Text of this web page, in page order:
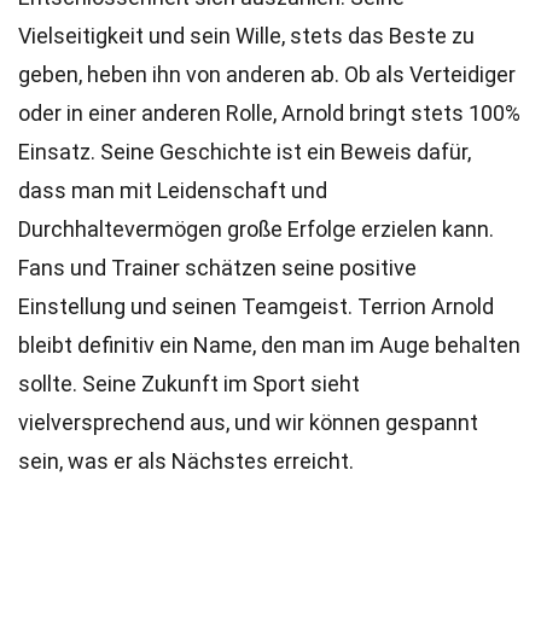
Vielseitigkeit und sein Wille, stets das Beste zu
geben, heben ihn von anderen ab. Ob als Verteidiger
oder in einer anderen Rolle, Arnold bringt stets 100%
Einsatz. Seine Geschichte ist ein Beweis dafür,
dass man mit Leidenschaft und
Durchhaltevermögen große Erfolge erzielen kann.
Fans und Trainer schätzen seine positive
Einstellung und seinen Teamgeist. Terrion Arnold
bleibt definitiv ein Name, den man im Auge behalten
sollte. Seine Zukunft im Sport sieht
vielversprechend aus, und wir können gespannt
sein, was er als Nächstes erreicht.